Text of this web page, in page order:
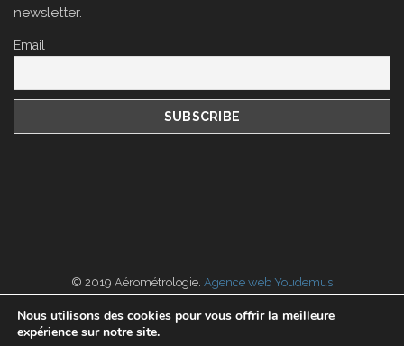
newsletter.
Email
© 2019 Aérométrologie. Agence web Youdemus
Nos CGV portées disponibles sur www.cofrac.fr
Nous utilisons des cookies pour vous offrir la meilleure
expérience sur notre site.